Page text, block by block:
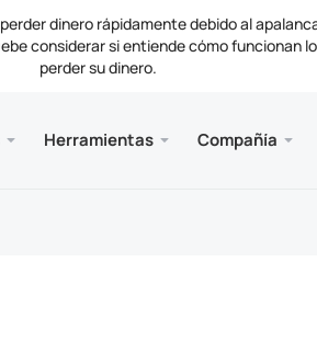
dinero rápidamente debido al
considerar si entiende cómo funcionan
perder su dinero.
Herramientas Compañía